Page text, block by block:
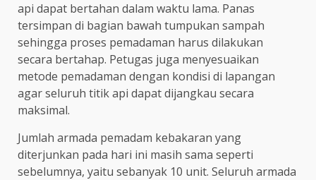
api dapat bertahan dalam waktu lama. Panas
tersimpan di bagian bawah tumpukan sampah
sehingga proses pemadaman harus dilakukan
secara bertahap. Petugas juga menyesuaikan
metode pemadaman dengan kondisi di lapangan
agar seluruh titik api dapat dijangkau secara
maksimal.
Jumlah armada pemadam kebakaran yang
diterjunkan pada hari ini masih sama seperti
sebelumnya, yaitu sebanyak 10 unit. Seluruh armada